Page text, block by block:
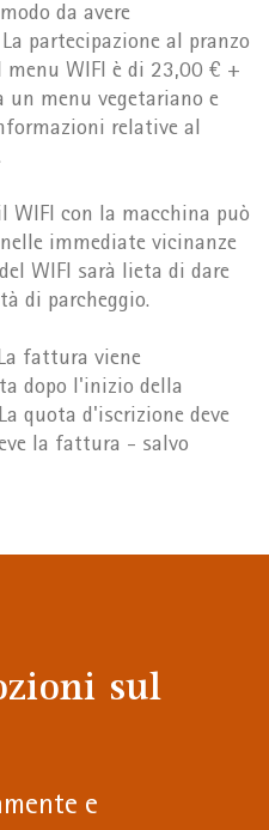
da avere
partecipazione al pranzo
WIFI è di 23,00 € +
un menu vegetariano e
relative al
WIFI con la macchina può
immediate vicinanze
WIFI sarà lieta di dare
di parcheggio.
fattura viene
dopo l'inizio della
quota d'iscrizione deve
la fattura - salvo
sul
e